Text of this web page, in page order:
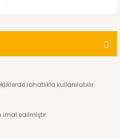
rahatlıkla kullanılabilir.
imal edilmiştir.